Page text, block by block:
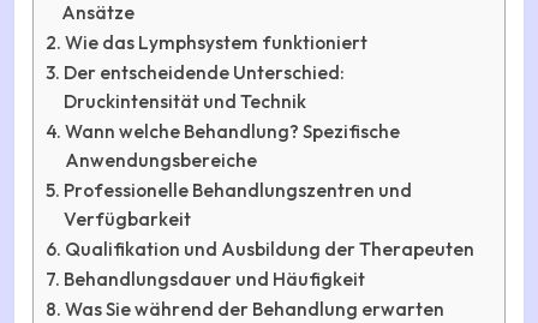
Ansätze
Wie das Lymphsystem funktioniert
Der entscheidende Unterschied:
Druckintensität und Technik
Wann welche Behandlung? Spezifische
Anwendungsbereiche
Professionelle Behandlungszentren und
Verfügbarkeit
Qualifikation und Ausbildung der Therapeuten
Behandlungsdauer und Häufigkeit
Was Sie während der Behandlung erwarten